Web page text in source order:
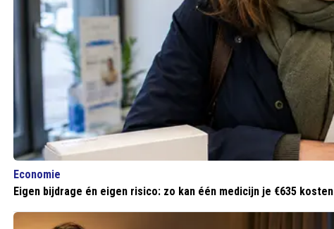
Economie
Eigen bijdrage én eigen risico: zo kan één medicijn je €635 kosten